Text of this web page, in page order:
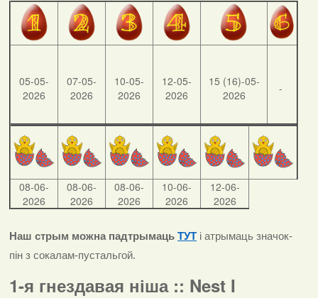
05-05-
2026
07-05-
2026
10-05-
2026
12-05-
2026
15 (16)-05-
2026
-
08-06-
2026
08-06-
2026
08-06-
2026
10-06-
2026
12-06-
2026
Наш стрым можна падтрымаць ТУТ і атрымаць значок-
пін з сокалам-пустальгой.
1-я гнездавая ніша :: Nest I